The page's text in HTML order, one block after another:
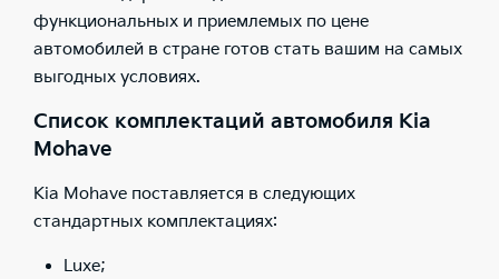
функциональных и приемлемых по цене
автомобилей в стране готов стать вашим на самых
выгодных условиях.
Список комплектаций автомобиля Kia
Mohave
Kia Mohave поставляется в следующих
стандартных комплектациях:
Luxe;